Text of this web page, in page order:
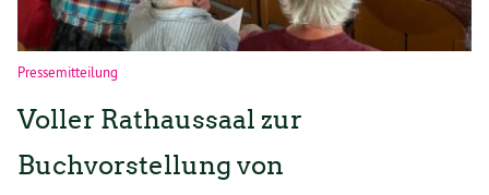
Pressemitteilung
Voller Rathaussaal zur
Buchvorstellung von